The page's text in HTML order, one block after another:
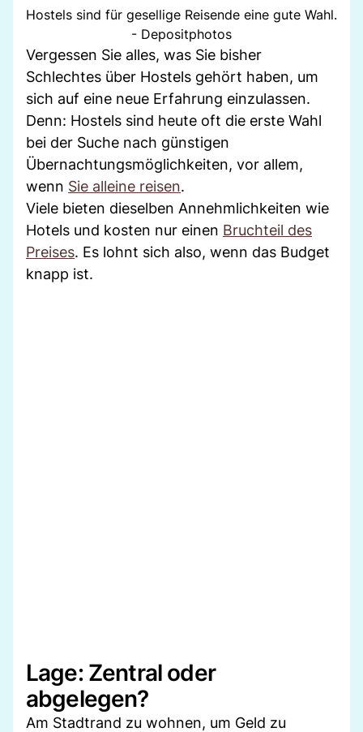
Hostels sind für gesellige Reisende eine gute Wahl.
- Depositphotos
Vergessen Sie alles, was Sie bisher
Schlechtes über Hostels gehört haben, um
sich auf eine neue Erfahrung einzulassen.
Denn: Hostels sind heute oft die erste Wahl
bei der Suche nach günstigen
Übernachtungsmöglichkeiten, vor allem,
wenn Sie alleine reisen.
Viele bieten dieselben Annehmlichkeiten wie
Hotels und kosten nur einen Bruchteil des
Preises. Es lohnt sich also, wenn das Budget
knapp ist.
Lage: Zentral oder
abgelegen?
Am Stadtrand zu wohnen, um Geld zu